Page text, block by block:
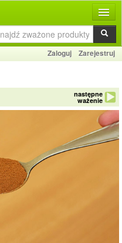
Zaloguj Zarejestruj
następne
ważenie